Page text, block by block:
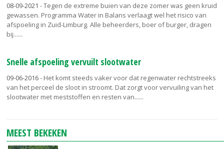
08-09-2021 - Tegen de extreme buien van deze zomer was geen kruid
gewassen. Programma Water in Balans verlaagt wel het risico van
afspoeling in Zuid-Limburg. Alle beheerders, boer of burger, dragen
bij...
Snelle afspoeling vervuilt slootwater
09-06-2016- Het komt steeds vaker voor dat regenwater rechtstreeks
van het perceel de sloot in stroomt. Dat zorgt voor vervuiling van het
slootwater met meststoffen en resten van...
MEEST BEKEKEN